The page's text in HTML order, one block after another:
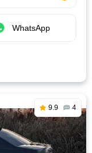
WhatsApp
9.9 4